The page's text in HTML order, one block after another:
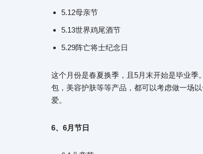
5.12母亲节
5.13世界鸡尾酒节
5.29阵亡将士纪念日
这个月份是春夏换季，且5月末开始是毕业
包，美容护肤等等产品，都可以考虑做一场
爱。
6、6月节日